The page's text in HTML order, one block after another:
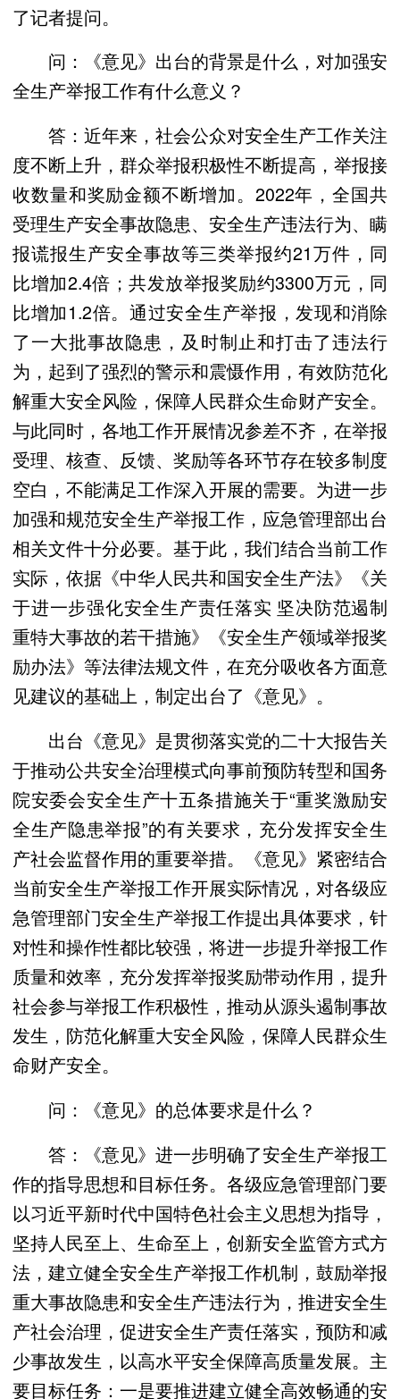
了记者提问。
问：《意见》出台的背景是什么，对加强安
全生产举报工作有什么意义？
答：近年来，社会公众对安全生产工作关注
度不断上升，群众举报积极性不断提高，举报接
收数量和奖励金额不断增加。2022年，全国共
受理生产安全事故隐患、安全生产违法行为、瞒
报谎报生产安全事故等三类举报约21万件，同
比增加2.4倍；共发放举报奖励约3300万元，同
比增加1.2倍。通过安全生产举报，发现和消除
了一大批事故隐患，及时制止和打击了违法行
为，起到了强烈的警示和震慑作用，有效防范化
解重大安全风险，保障人民群众生命财产安全。
与此同时，各地工作开展情况参差不齐，在举报
受理、核查、反馈、奖励等各环节存在较多制度
空白，不能满足工作深入开展的需要。为进一步
加强和规范安全生产举报工作，应急管理部出台
相关文件十分必要。基于此，我们结合当前工作
实际，依据《中华人民共和国安全生产法》《关
于进一步强化安全生产责任落实 坚决防范遏制
重特大事故的若干措施》《安全生产领域举报奖
励办法》等法律法规文件，在充分吸收各方面意
见建议的基础上，制定出台了《意见》。
出台《意见》是贯彻落实党的二十大报告关
于推动公共安全治理模式向事前预防转型和国务
院安委会安全生产十五条措施关于“重奖激励安
全生产隐患举报”的有关要求，充分发挥安全生
产社会监督作用的重要举措。《意见》紧密结合
当前安全生产举报工作开展实际情况，对各级应
急管理部门安全生产举报工作提出具体要求，针
对性和操作性都比较强，将进一步提升举报工作
质量和效率，充分发挥举报奖励带动作用，提升
社会参与举报工作积极性，推动从源头遏制事故
发生，防范化解重大安全风险，保障人民群众生
命财产安全。
问：《意见》的总体要求是什么？
答：《意见》进一步明确了安全生产举报工
作的指导思想和目标任务。各级应急管理部门要
以习近平新时代中国特色社会主义思想为指导，
坚持人民至上、生命至上，创新安全监管方式方
法，建立健全安全生产举报工作机制，鼓励举报
重大事故隐患和安全生产违法行为，推进安全生
产社会治理，促进安全生产责任落实，预防和减
少事故发生，以高水平安全保障高质量发展。主
要目标任务：一是要推进建立健全高效畅通的安